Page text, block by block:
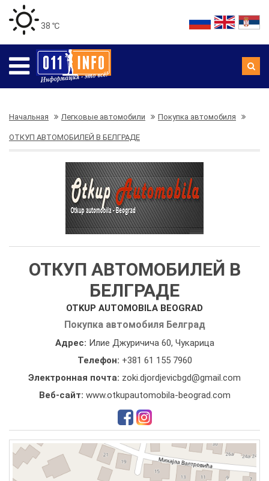
38 ℃
Начальная Легковые автомобили Покупка автомобиля
ОТКУП АВТОМОБИЛЕЙ В БЕЛГРАДЕ
ОТКУП АВТОМОБИЛЕЙ В
БЕЛГРАДЕ
OTKUP AUTOMOBILA BEOGRAD
Покупка автомобиля Белград
Адрес: Илие Джуричича 60, Чукарица
Телефон: +381 61 155 7960
Электронная почта: zoki.djordjevicbgd@gmail.com
Веб-сайт: www.otkupautomobila-beograd.com